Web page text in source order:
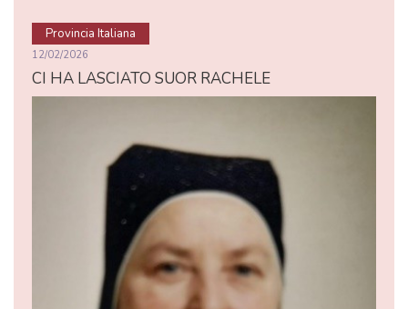
Provincia Italiana
12/02/2026
CI HA LASCIATO SUOR RACHELE